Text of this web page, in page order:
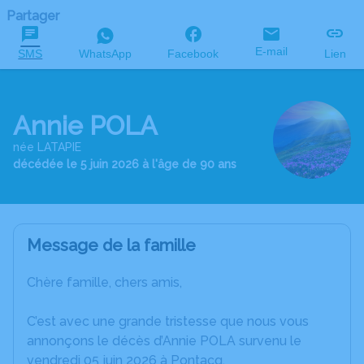
Partager
SMS WhatsApp Facebook E-mail Lien
Annie POLA
née LATAPIE
décédée le 5 juin 2026 à l'âge de 90 ans
Message de la famille
Chère famille, chers amis,
C’est avec une grande tristesse que nous vous
annonçons le décès d’Annie POLA survenu le
vendredi 05 juin 2026 à Pontacq.